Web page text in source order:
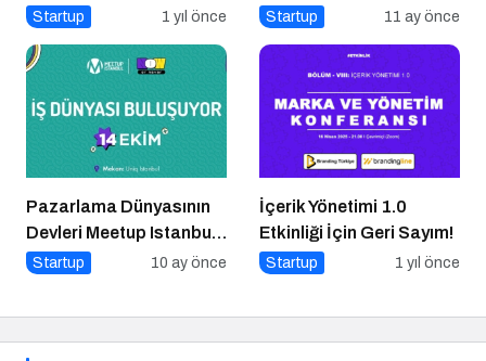
Startup 1 yıl önce
İletişimi Nasıl Yapılır?
Startup 11 ay önce
Pazarlama Dünyasının
Devleri Meetup Istanbul
2025’te Buluşuyor
Startup 10 ay önce
İçerik Yönetimi 1.0
Etkinliği İçin Geri Sayım!
Startup 1 yıl önce